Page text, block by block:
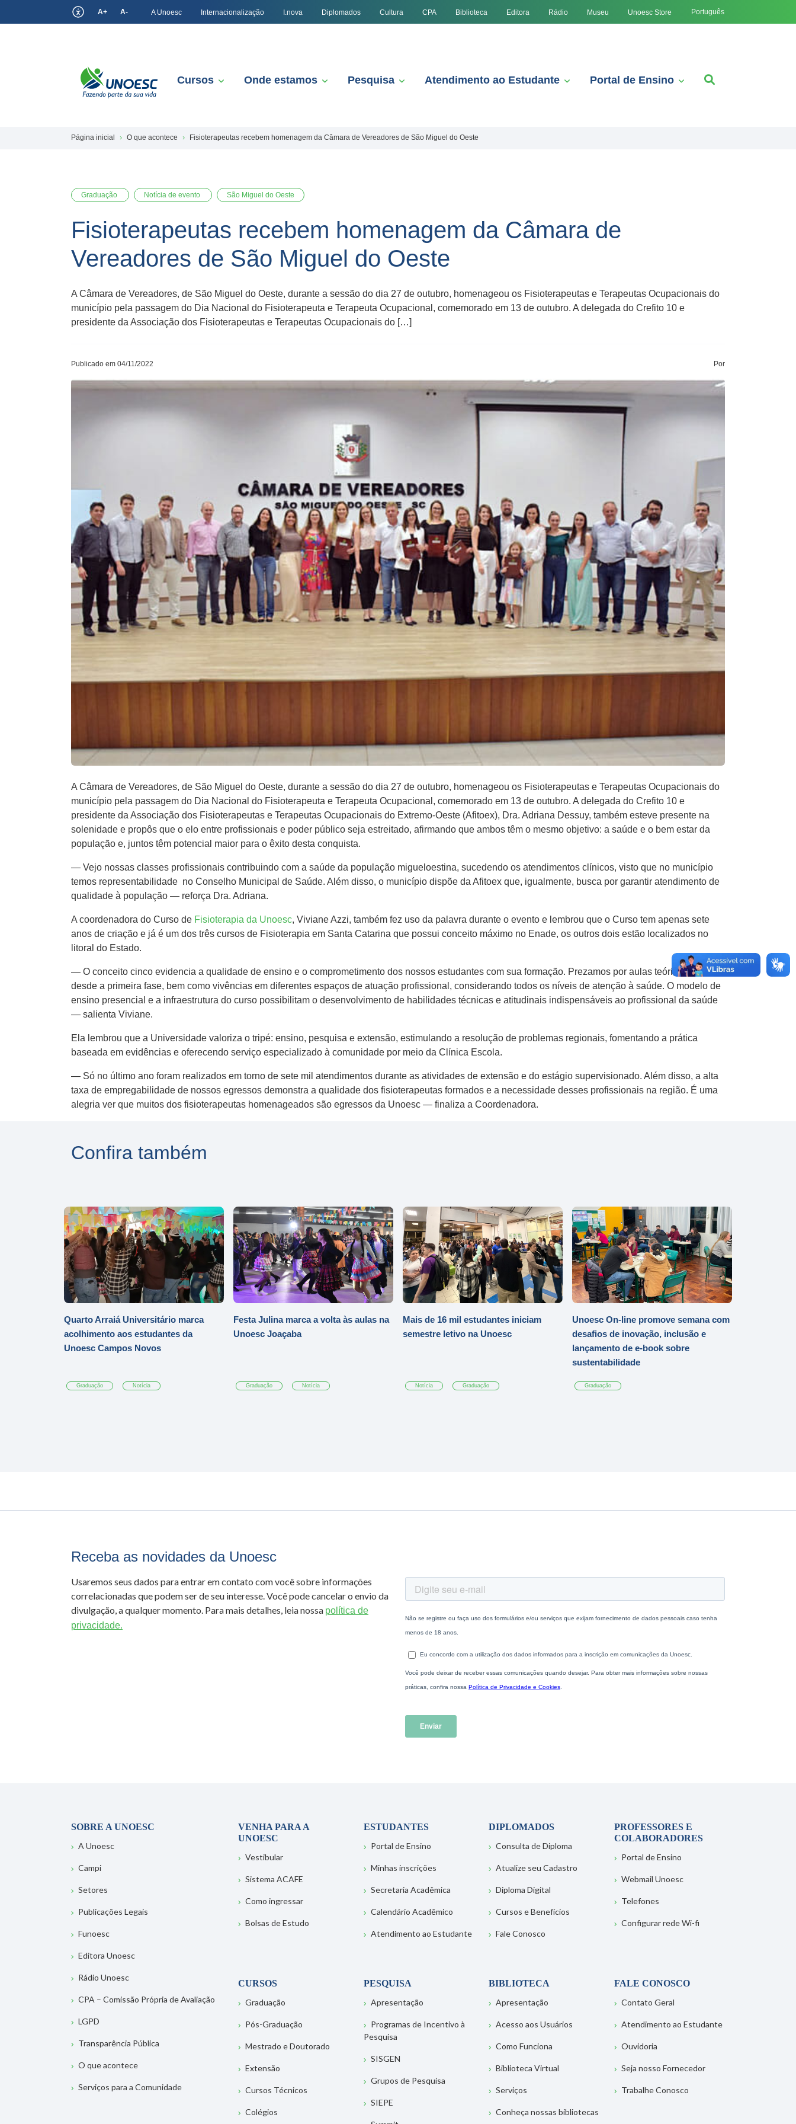
A+ A- A Unoesc Internacionalização I.nova Diplomados Cultura CPA Biblioteca Editora Rádio Museu Unoesc Store Português
Cursos Onde estamos Pesquisa Atendimento ao Estudante Portal de Ensino
Página inicial O que acontece Fisioterapeutas recebem homenagem da Câmara de Vereadores de São Miguel do Oeste
Graduação Notícia de evento São Miguel do Oeste
Fisioterapeutas recebem homenagem da Câmara de
Vereadores de São Miguel do Oeste
A Câmara de Vereadores, de São Miguel do Oeste, durante a sessão do dia 27 de outubro, homenageou os Fisioterapeutas e Terapeutas Ocupacionais do
município pela passagem do Dia Nacional do Fisioterapeuta e Terapeuta Ocupacional, comemorado em 13 de outubro. A delegada do Crefito 10 e
presidente da Associação dos Fisioterapeutas e Terapeutas Ocupacionais do […]
Publicado em 04/11/2022 Por
A Câmara de Vereadores, de São Miguel do Oeste, durante a sessão do dia 27 de outubro, homenageou os Fisioterapeutas e Terapeutas Ocupacionais do
município pela passagem do Dia Nacional do Fisioterapeuta e Terapeuta Ocupacional, comemorado em 13 de outubro. A delegada do Crefito 10 e
presidente da Associação dos Fisioterapeutas e Terapeutas Ocupacionais do Extremo-Oeste (Afitoex), Dra. Adriana Dessuy, também esteve presente na
solenidade e propôs que o elo entre profissionais e poder público seja estreitado, afirmando que ambos têm o mesmo objetivo: a saúde e o bem estar da
população e, juntos têm potencial maior para o êxito desta conquista.
— Vejo nossas classes profissionais contribuindo com a saúde da população migueloestina, sucedendo os atendimentos clínicos, visto que no município
temos representabilidade no Conselho Municipal de Saúde. Além disso, o município dispõe da Afitoex que, igualmente, busca por garantir atendimento de
qualidade à população — reforça Dra. Adriana.
A coordenadora do Curso de Fisioterapia da Unoesc, Viviane Azzi, também fez uso da palavra durante o evento e lembrou que o Curso tem apenas sete
anos de criação e já é um dos três cursos de Fisioterapia em Santa Catarina que possui conceito máximo no Enade, os outros dois estão localizados no
litoral do Estado.
— O conceito cinco evidencia a qualidade de ensino e o comprometimento dos nossos estudantes com sua formação. Prezamos por aulas teórico-práticas
desde a primeira fase, bem como vivências em diferentes espaços de atuação profissional, considerando todos os níveis de atenção à saúde. O modelo de
ensino presencial e a infraestrutura do curso possibilitam o desenvolvimento de habilidades técnicas e atitudinais indispensáveis ao profissional da saúde
— salienta Viviane.
Ela lembrou que a Universidade valoriza o tripé: ensino, pesquisa e extensão, estimulando a resolução de problemas regionais, fomentando a prática
baseada em evidências e oferecendo serviço especializado à comunidade por meio da Clínica Escola.
— Só no último ano foram realizados em torno de sete mil atendimentos durante as atividades de extensão e do estágio supervisionado. Além disso, a alta
taxa de empregabilidade de nossos egressos demonstra a qualidade dos fisioterapeutas formados e a necessidade desses profissionais na região. É uma
alegria ver que muitos dos fisioterapeutas homenageados são egressos da Unoesc — finaliza a Coordenadora.
Confira também
Quarto Arraiá Universitário marca
acolhimento aos estudantes da
Unoesc Campos Novos
Graduação Notícia
Festa Julina marca a volta às aulas na
Unoesc Joaçaba
Graduação Notícia
Mais de 16 mil estudantes iniciam
semestre letivo na Unoesc
Notícia Graduação
Unoesc On-line promove semana com
desafios de inovação, inclusão e
lançamento de e-book sobre
sustentabilidade
Graduação
Receba as novidades da Unoesc
Usaremos seus dados para entrar em contato com você sobre informações
correlacionadas que podem ser de seu interesse. Você pode cancelar o envio da
divulgação, a qualquer momento. Para mais detalhes, leia nossa política de
privacidade.
SOBRE A UNOESC
A Unoesc
Campi
Setores
Publicações Legais
Funoesc
Editora Unoesc
Rádio Unoesc
CPA – Comissão Própria de Avaliação
LGPD
Transparência Pública
O que acontece
Serviços para a Comunidade
VENHA PARA A
UNOESC
Vestibular
Sistema ACAFE
Como ingressar
Bolsas de Estudo
ESTUDANTES
Portal de Ensino
Minhas inscrições
Secretaria Acadêmica
Calendário Acadêmico
Atendimento ao Estudante
DIPLOMADOS
Consulta de Diploma
Atualize seu Cadastro
Diploma Digital
Cursos e Benefícios
Fale Conosco
PROFESSORES E
COLABORADORES
Portal de Ensino
Webmail Unoesc
Telefones
Configurar rede Wi-fi
CURSOS
Graduação
Pós-Graduação
Mestrado e Doutorado
Extensão
Cursos Técnicos
Colégios
PESQUISA
Apresentação
Programas de Incentivo à
Pesquisa
SISGEN
Grupos de Pesquisa
SIEPE
BIBLIOTECA
Apresentação
Acesso aos Usuários
Como Funciona
Biblioteca Virtual
Serviços
Conheça nossas bibliotecas
FALE CONOSCO
Contato Geral
Atendimento ao Estudante
Ouvidoria
Seja nosso Fornecedor
Trabalhe Conosco